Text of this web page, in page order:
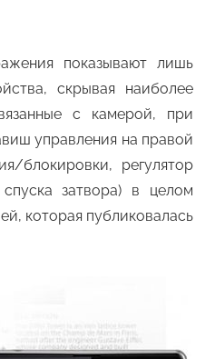
показывают лишь
скрывая наиболее
с камерой, при
управления на правой
блокировки, регулятор
затвора) в целом
которая публиковалась